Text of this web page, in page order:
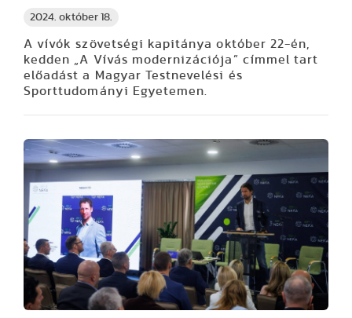
2024. október 18.
A vívók szövetségi kapitánya október 22-én,
kedden „A Vívás modernizációja” címmel tart
előadást a Magyar Testnevelési és
Sporttudományi Egyetemen.